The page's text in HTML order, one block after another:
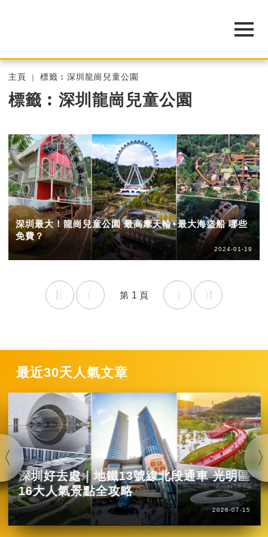
主頁 標籤︰深圳龍崗兒童公園
標籤︰深圳龍崗兒童公園
深圳最大！龍崗兒童公園 最高摩天輪+最大海盜船 哪些
免費？
2024-01-19
1
最近30天人氣文章
深圳好去處｜地鐵13號線北段通車 光明區
16大人氣景點全攻略
2026-07-15